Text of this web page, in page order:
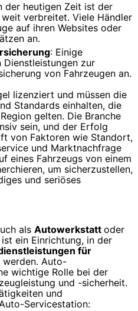
der heutigen Zeit ist der
verbreitet. Viele Händler
auf ihren Websites oder
an.
: Einige
zur
von Fahrzeugen an.
lizenziert und müssen die
Standards einhalten, die
gelten. Die Branche
sein, und der Erfolg
von Faktoren wie Standort,
und Marktnachfrage
eines Fahrzeugs von einem
um sicherzustellen,
und seriöses
als Autowerkstatt oder
ein Einrichtung, in der
für
werden. Auto-
wichtige Rolle bei der
und -sicherheit.
und
Servicestation: